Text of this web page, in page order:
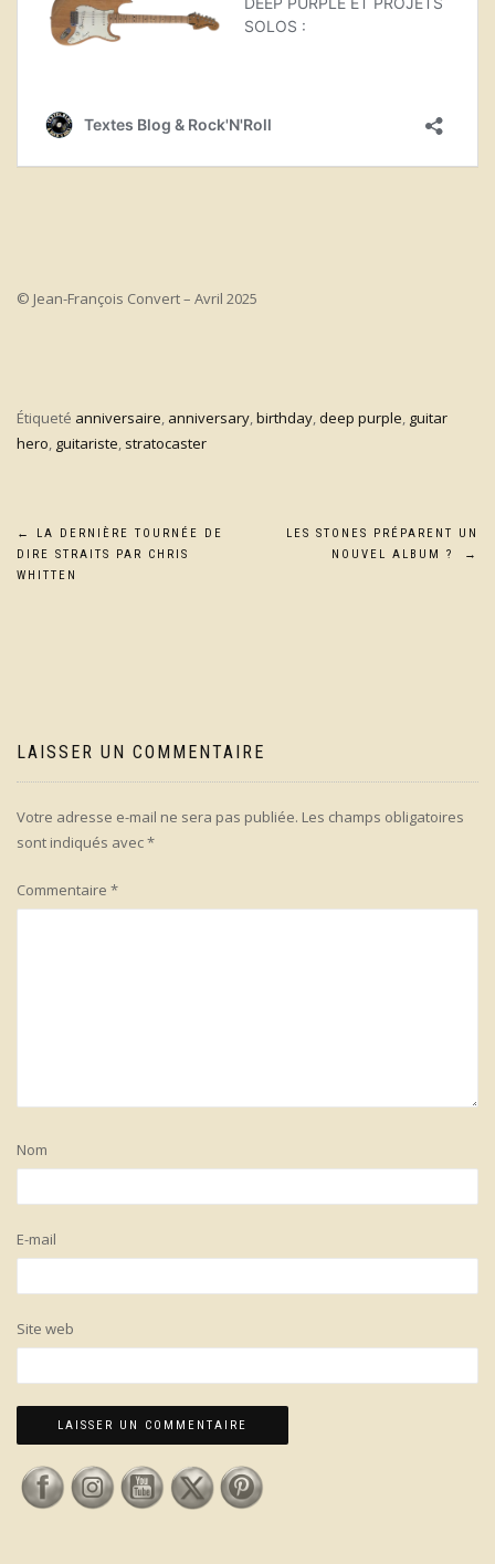
© Jean-François Convert – Avril 2025
Étiqueté anniversaire, anniversary,birthday,deep purple, guitar
hero, guitariste, stratocaster
Navigation
de
←
LA DERNIÈRE TOURNÉE DE
DIRE STRAITS PAR CHRIS
WHITTEN
LES STONES PRÉPARENT UN
NOUVEL ALBUM ?
→
LAISSER UN COMMENTAIRE
Votre adresse e-mail ne sera pas publiée. Les champs obligatoires
sont indiqués avec*
Commentaire *
Nom
E-mail
Site web